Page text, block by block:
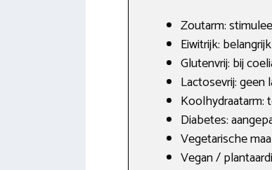
Zoutarm:
Eiwitrijk:
Glutenvrij: bij
Lactosevrij:
Koolhydraatarm:
Diabetes:
Vegetarische
Vegan /